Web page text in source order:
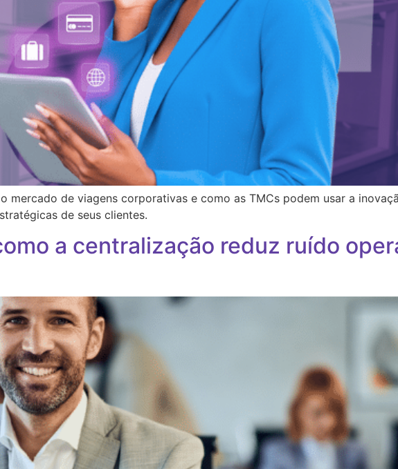
mercado de viagens corporativas e como as TMCs podem usar a
de seus clientes.
a centralização reduz ruído